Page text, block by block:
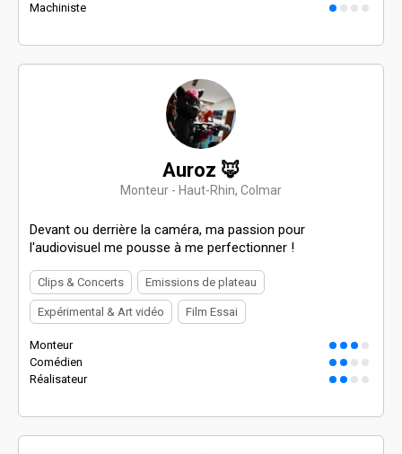
Machiniste
Auroz 🦊
Monteur - Haut-Rhin, Colmar
Devant ou derrière la caméra, ma passion pour
l'audiovisuel me pousse à me perfectionner !
Clips & Concerts Emissions de plateau
Expérimental & Art vidéo Film Essai
Monteur
Comédien
Réalisateur